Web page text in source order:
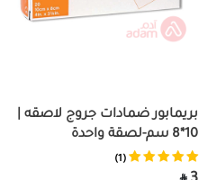
بريمابور ضمادات جروج لاصقه |
10*8 سم-لصقة واحدة
(1)